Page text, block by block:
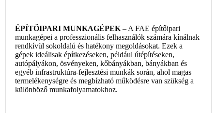
ÉPÍTŐIPARI MUNKAGÉPEK – A FAE építőipari
munkagépei a professzionális felhasználók számára kínálnak
rendkívül sokoldalú és hatékony megoldásokat. Ezek a
gépek ideálisak építkezéseken, például útépítéseken,
autópályákon, ösvényeken, kőbányákban, bányákban és
egyéb infrastruktúra-fejlesztési munkák során, ahol magas
termelékenységre és megbízható működésre van szükség a
különböző munkafolyamatokhoz.